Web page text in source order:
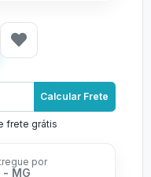
Calcular Frete
frete grátis
por
- MG